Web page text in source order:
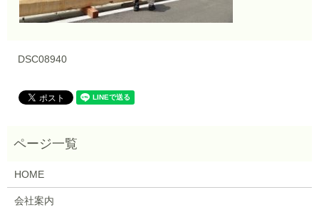
DSC08940
HOME
会社案内